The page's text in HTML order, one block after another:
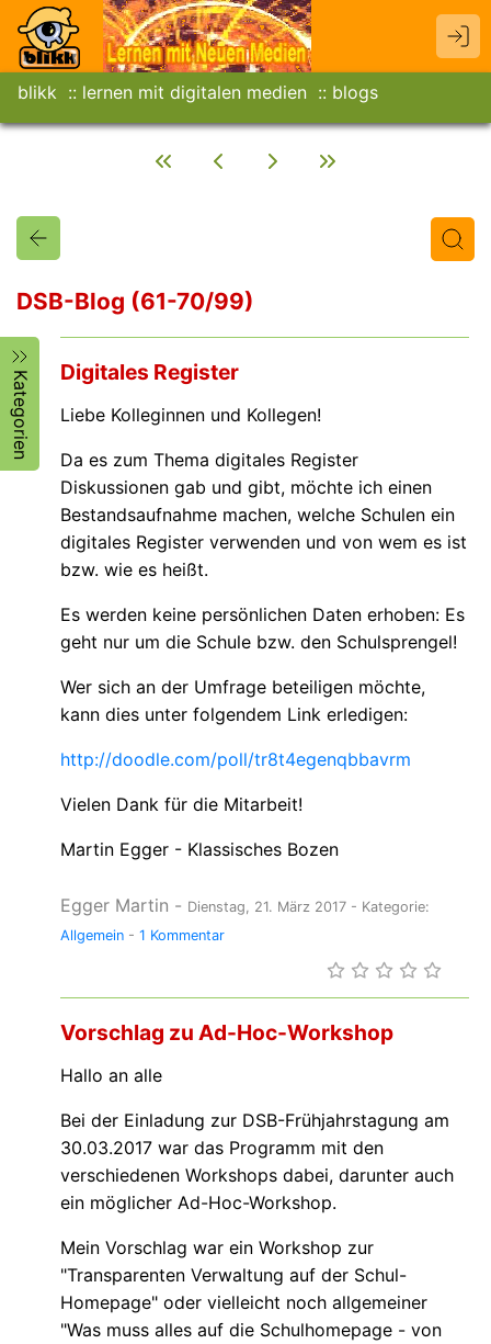
blikk lernen mit digitalen medien blogs
DSB-Blog (61-70/99)
Kategorien Digitales Register
Liebe Kolleginnen und Kollegen!
Da es zum Thema digitales Register
Diskussionen gab und gibt, möchte ich einen
Bestandsaufnahme machen, welche Schulen ein
digitales Register verwenden und von wem es ist
bzw. wie es heißt.
Es werden keine persönlichen Daten erhoben: Es
geht nur um die Schule bzw. den Schulsprengel!
Wer sich an der Umfrage beteiligen möchte,
kann dies unter folgendem Link erledigen:
http://doodle.com/poll/tr8t4egenqbbavrm
Vielen Dank für die Mitarbeit!
Martin Egger - Klassisches Bozen
Egger Martin - Dienstag, 21. März 2017 - Kategorie:
Allgemein - 1 Kommentar
Vorschlag zu Ad-Hoc-Workshop
Hallo an alle
Bei der Einladung zur DSB-Frühjahrstagung am
30.03.2017 war das Programm mit den
verschiedenen Workshops dabei, darunter auch
ein möglicher Ad-Hoc-Workshop.
Mein Vorschlag war ein Workshop zur
"Transparenten Verwaltung auf der Schul-
Homepage" oder vielleicht noch allgemeiner
"Was muss alles auf die Schulhomepage - von